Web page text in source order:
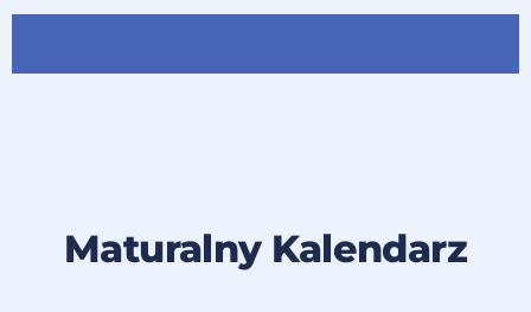
Maturalny Kalendarz